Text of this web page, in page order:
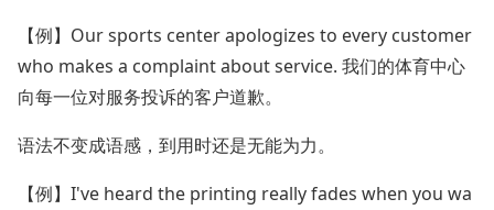
【例】Our sports center apologizes to every customer
who makes a complaint about service. 我们的体育中心
向每一位对服务投诉的客户道歉。
语法不变成语感，到用时还是无能为力。
【例】I've heard the printing really fades when you wa